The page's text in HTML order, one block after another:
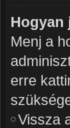
Hogyan
Menj a
erre
Vissza